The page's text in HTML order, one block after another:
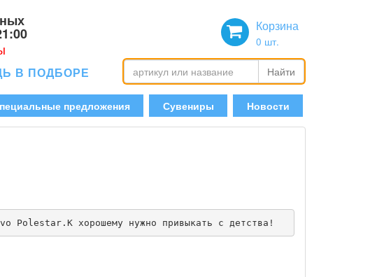
Корзина
0 шт.
В ПОДБОРЕ Найти
предложения Сувениры Новости
Polestar.К хорошему нужно привыкать с детства!